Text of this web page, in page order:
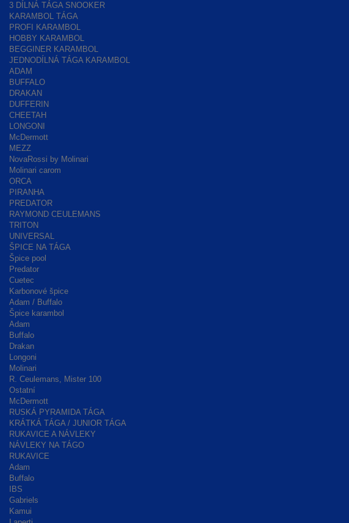
3 DÍLNÁ TÁGA SNOOKER
KARAMBOL TÁGA
PROFI KARAMBOL
HOBBY KARAMBOL
BEGGINER KARAMBOL
JEDNODÍLNÁ TÁGA KARAMBOL
ADAM
BUFFALO
DRAKAN
DUFFERIN
CHEETAH
LONGONI
McDermott
MEZZ
NovaRossi by Molinari
Molinari carom
ORCA
PIRANHA
PREDATOR
RAYMOND CEULEMANS
TRITON
UNIVERSAL
ŠPICE NA TÁGA
Špice pool
Predator
Cuetec
Karbonové špice
Adam / Buffalo
Špice karambol
Adam
Buffalo
Drakan
Longoni
Molinari
R. Ceulemans, Mister 100
Ostatní
McDermott
RUSKÁ PYRAMIDA TÁGA
KRÁTKÁ TÁGA / JUNIOR TÁGA
RUKAVICE A NÁVLEKY
NÁVLEKY NA TÁGO
RUKAVICE
Adam
Buffalo
IBS
Gabriels
Kamui